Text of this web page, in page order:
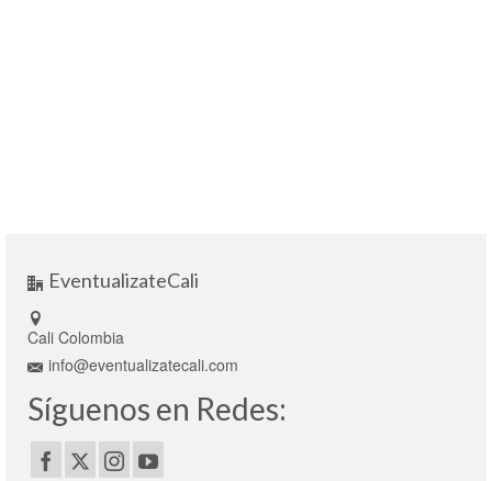
EventualizateCali
Cali Colombia
info@eventualizatecali.com
Síguenos en Redes: